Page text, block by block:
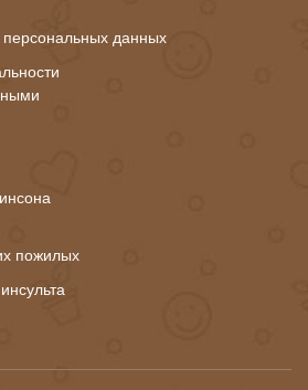
персональных данных
пожилых